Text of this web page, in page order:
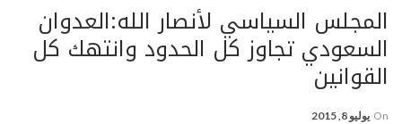
المجلس السياسي لأنصار الله:العدوان
السعودي تجاوز كل الحدود وانتهك كل
القوانين
On يوليو 8, 2015